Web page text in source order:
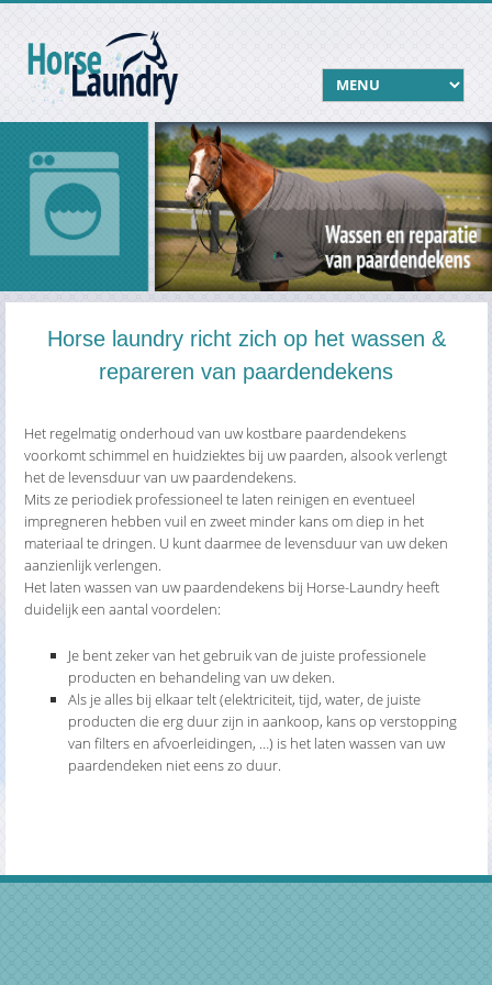
Horse laundry richt zich op het wassen &
repareren van paardendekens
Het regelmatig onderhoud van uw kostbare paardendekens
voorkomt schimmel en huidziektes bij uw paarden, alsook verlengt
het de levensduur van uw paardendekens.
Mits ze periodiek professioneel te laten reinigen en eventueel
impregneren hebben vuil en zweet minder kans om diep in het
materiaal te dringen. U kunt daarmee de levensduur van uw deken
aanzienlijk verlengen.
Het laten wassen van uw paardendekens bij Horse-Laundry heeft
duidelijk een aantal voordelen:
Je bent zeker van het gebruik van de juiste professionele
producten en behandeling van uw deken.
Als je alles bij elkaar telt (elektriciteit, tijd, water, de juiste
producten die erg duur zijn in aankoop, kans op verstopping
van filters en afvoerleidingen, …) is het laten wassen van uw
paardendeken niet eens zo duur.